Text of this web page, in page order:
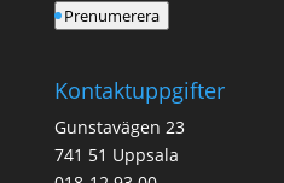
Prenumerera
Kontaktuppgifter
Gunstavägen 23
741 51 Uppsala